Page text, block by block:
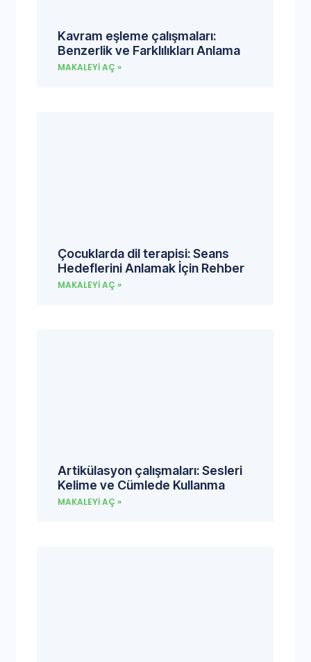
Kavram eşleme çalışmaları:
Benzerlik ve Farklılıkları Anlama
MAKALEYI AÇ »
Çocuklarda dil terapisi: Seans
Hedeflerini Anlamak İçin Rehber
MAKALEYI AÇ »
Artikülasyon çalışmaları: Sesleri
Kelime ve Cümlede Kullanma
MAKALEYI AÇ »